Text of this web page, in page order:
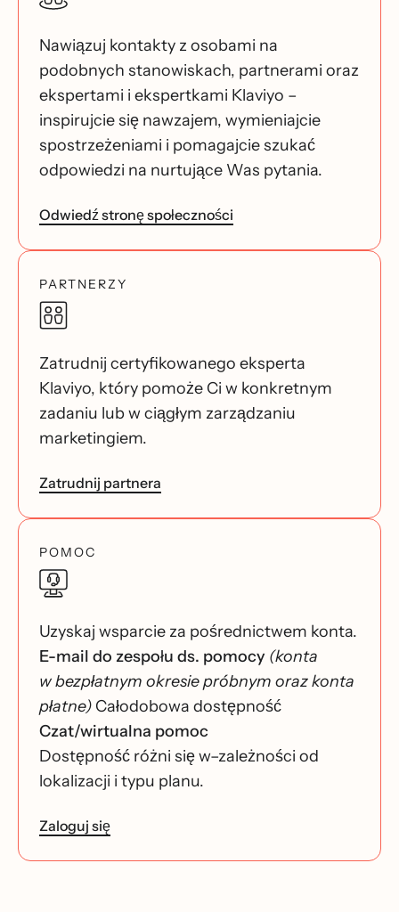
Nawiązuj kontakty z osobami na
podobnych stanowiskach, partnerami oraz
ekspertami i ekspertkami Klaviyo –
inspirujcie się nawzajem, wymieniajcie
spostrzeżeniami i pomagajcie szukać
odpowiedzi na nurtujące Was pytania.
Odwiedź stronę społeczności
PARTNERZY
Zatrudnij certyfikowanego eksperta
Klaviyo, który pomoże Ci w konkretnym
zadaniu lub w ciągłym zarządzaniu
marketingiem.
Zatrudnij partnera
POMOC
Uzyskaj wsparcie za pośrednictwem konta.
E-mail do zespołu ds. pomocy (konta
w bezpłatnym okresie próbnym oraz konta
płatne) Całodobowa dostępność
Czat/wirtualna pomoc
Dostępność różni się w–zależności od
lokalizacji i typu planu.
Zaloguj się